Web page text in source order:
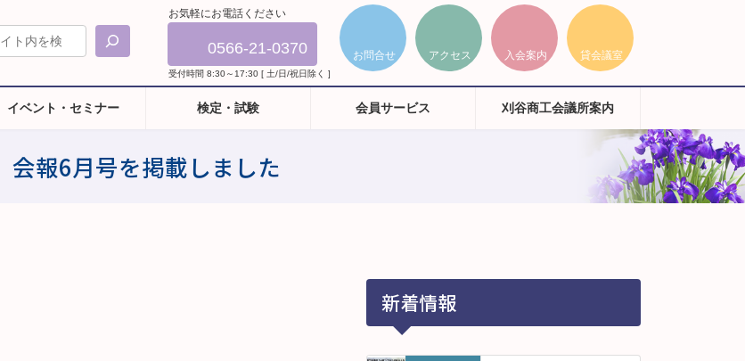
お気軽にお電話ください
0566-21-0370
受付時間 8:30～17:30 [ 土/日/祝日除く ]
イベント・セミナー 検定・試験 会員サービス 刈谷商工会議所案内
会報6月号を掲載しました
新着情報